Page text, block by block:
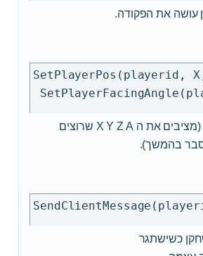
}
return 1;
if(strcmp(cmdtext, "/
{
עושה את הפקודה.
SetPlayerPos(playerid,
שינוי מיקום השחקן (מציבים את ה X Y Z A שרוצים
בהמשך).
כשישתגר